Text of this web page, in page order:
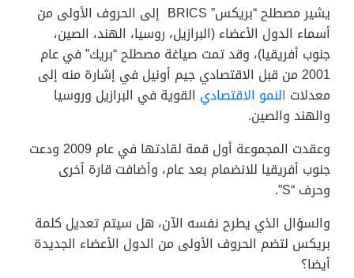
يشير مصطلح “بريكس” BRICS إلى الحروف الأولى من
أسماء الدول الأعضاء (البرازيل، روسيا، الهند، الصين،
جنوب أفريقيا)، وقد تمت صياغة مصطلح “بريك” في عام
2001 من قبل الاقتصادي جيم أونيل في إشارة منه إلى
معدلات النمو الاقتصادي القوية في البرازيل وروسيا
والهند والصين.
وعقدت المجموعة أول قمة لقادتها في عام 2009 ودعت
جنوب أفريقيا للانضمام بعد عام، وأضافت قارة أخرى
وحرف “S”.
والسؤال الذي يطرح نفسه الآن، هل سيتم تعديل كلمة
بريكس لتضم الحروف الأولى من الدول الأعضاء الجديدة
أيضا؟